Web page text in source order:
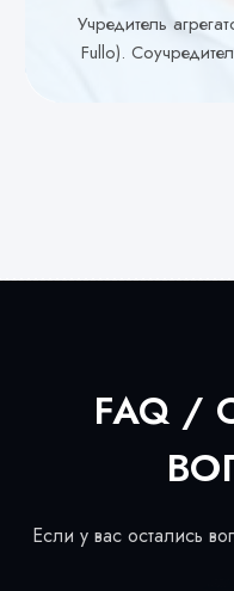
Учредитель
Fullo).
FAQ /
Если у вас остались